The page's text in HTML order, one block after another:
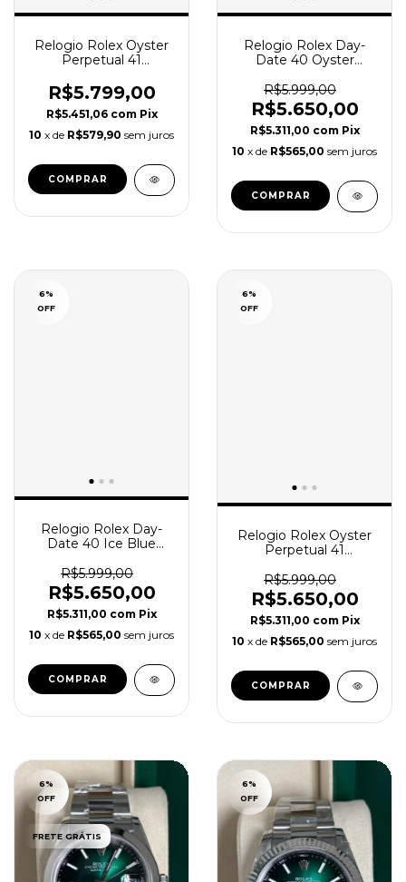
Relogio Rolex Oyster
Perpetual 41
Super Clone
R$5.799,00
R$5.451,06 com Pix
10 x de R$579,90 sem juros
Relogio Rolex Day-
Date 40 Oyster
Super Clone 228235
R$5.999,00
R$5.650,00
R$5.311,00 com Pix
10 x de R$565,00 sem juros
6%
OFF
Relogio Rolex Day-
Date 40 Ice Blue
Clone 228236
R$5.999,00
R$5.650,00
R$5.311,00 com Pix
10 x de R$565,00 sem juros
6%
OFF
Relogio Rolex Oyster
Perpetual 41
Super Clone
R$5.999,00
R$5.650,00
R$5.311,00 com Pix
10 x de R$565,00 sem juros
6%
OFF
FRETE GRÁTIS
6%
OFF